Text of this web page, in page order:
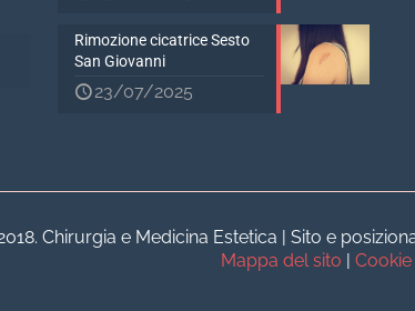
Rimozione cicatrice Sesto
San Giovanni
23/07/2025
Chirurgia e Medicina Estetica | Sito e
Mappa del sito